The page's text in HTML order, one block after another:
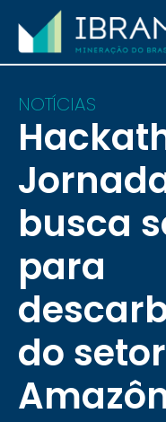
NOTÍCIAS
busca
para
do